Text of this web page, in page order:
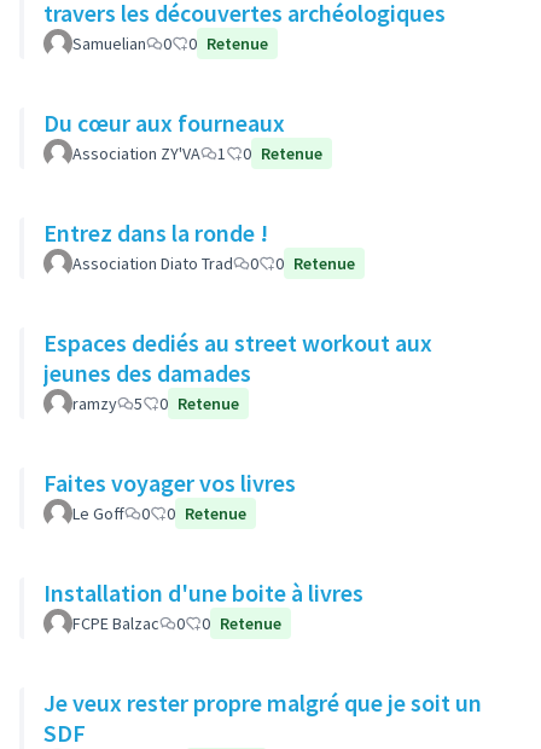
travers les découvertes archéologiques
Samuelian 0 0 Retenue
Du cœur aux fourneaux
Association ZY'VA 1 0 Retenue
Entrez dans la ronde !
Association Diato Trad 0 0 Retenue
Espaces dediés au street workout aux
jeunes des damades
ramzy 5 0 Retenue
Faites voyager vos livres
Le Goff 0 0 Retenue
Installation d'une boite à livres
FCPE Balzac 0 0 Retenue
Je veux rester propre malgré que je soit un
SDF